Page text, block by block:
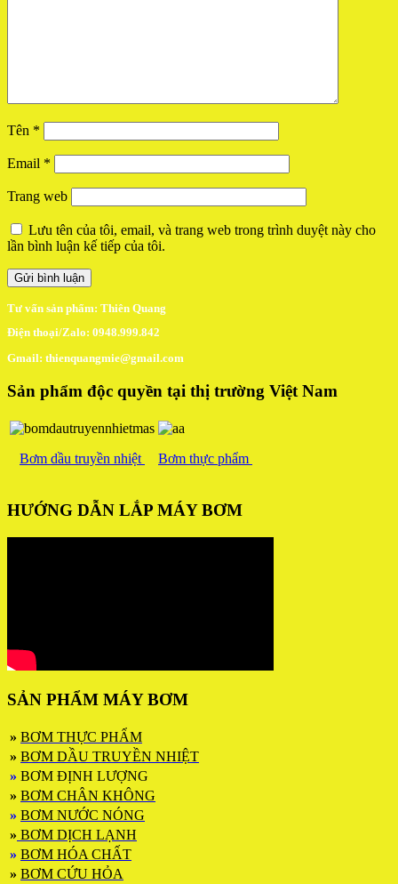
Tên *
Email *
Trang web
Lưu tên của tôi, email, và trang web trong trình duyệt này cho
lần bình luận kế tiếp của tôi.
Tư vấn sản phẩm: Thiên Quang
Điện thoại/Zalo: 0948.999.842
Gmail: thienquangmie@gmail.com
Sản phẩm độc quyền tại thị trường Việt Nam
Bơm dầu truyền nhiệt Bơm thực phẩm
HƯỚNG DẪN LẮP MÁY BƠM
SẢN PHẨM MÁY BƠM
» BƠM THỰC PHẨM
» BƠM DẦU TRUYỀN NHIỆT
» BƠM ĐỊNH LƯỢNG
» BƠM CHÂN KHÔNG
» BƠM NƯỚC NÓNG
» BƠM DỊCH LẠNH
» BƠM HÓA CHẤT
» BƠM CỨU HỎA